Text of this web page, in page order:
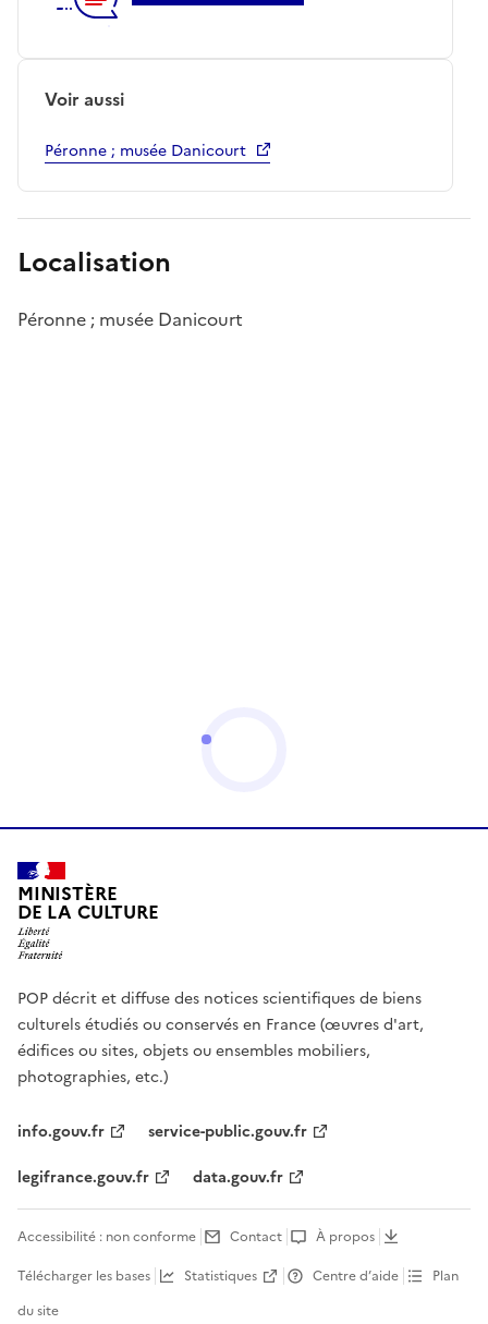
Voir aussi
Péronne ; musée Danicourt
Localisation
Péronne ; musée Danicourt
MINISTÈRE
DE LA CULTURE
POP décrit et diffuse des notices scientifiques de biens
culturels étudiés ou conservés en France (œuvres d'art,
édifices ou sites, objets ou ensembles mobiliers,
photographies, etc.)
info.gouv.fr
service-public.gouv.fr
legifrance.gouv.fr
data.gouv.fr
Accessibilité : non conforme Contact
À propos
Télécharger les bases
Statistiques Centre d’aide
Plan
du site